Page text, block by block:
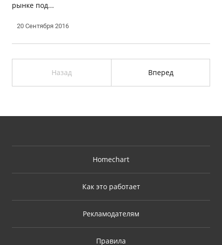
рынке под...
20 Сентября 2016
Назад Вперед
Homechart
Как это работает
Рекламодателям
Правила